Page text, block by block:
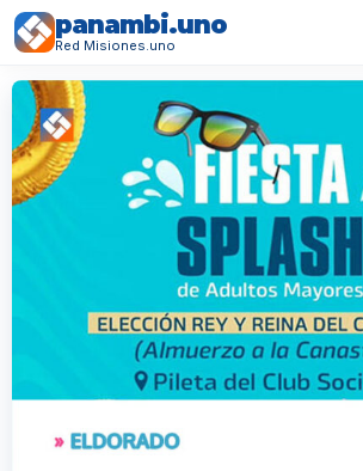
panambi.uno
Red Misiones.uno